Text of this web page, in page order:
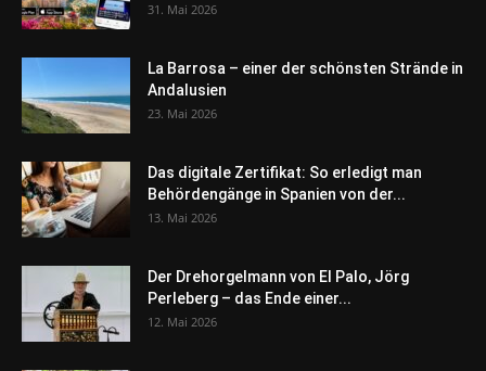
31. Mai 2026
La Barrosa – einer der schönsten Strände in
Andalusien
23. Mai 2026
Das digitale Zertifikat: So erledigt man
Behördengänge in Spanien von der...
13. Mai 2026
Der Drehorgelmann von El Palo, Jörg
Perleberg – das Ende einer...
12. Mai 2026